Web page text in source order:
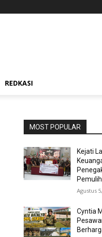
REDKASI
MOST POPULAR
Kejati
Agustus
Cyntia